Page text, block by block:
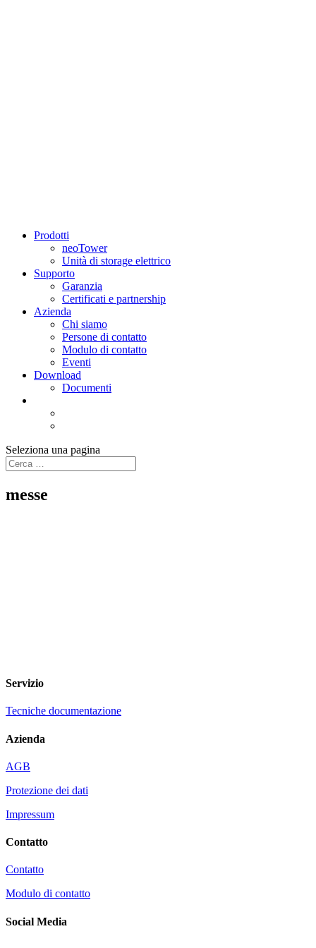
Prodotti
neoTower
Unità di storage elettrico
Supporto
Garanzia
Certificati e partnership
Azienda
Chi siamo
Persone di contatto
Modulo di contatto
Eventi
Download
Documenti
Seleziona una pagina
messe
Servizio
Tecniche documentazione
Azienda
AGB
Protezione dei dati
Impressum
Contatto
Contatto
Modulo di contatto
Social Media